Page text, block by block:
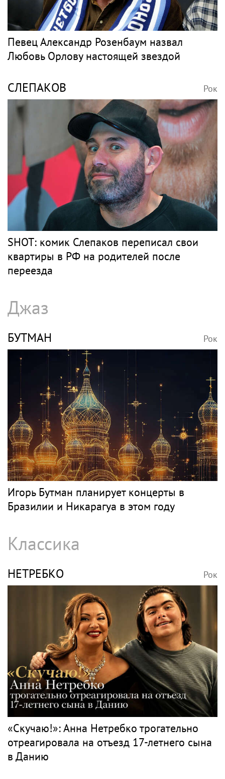
Дисквалифицированный за допинг
Заболотный подписал контракт с клубом
Басты
Барды
РОЗЕНБАУМ Рок
Певец Александр Розенбаум назвал
Любовь Орлову настоящей звездой
СЛЕПАКОВ Рок
SHOT: комик Слепаков переписал свои
квартиры в РФ на родителей после
переезда
БУТМАН Рок